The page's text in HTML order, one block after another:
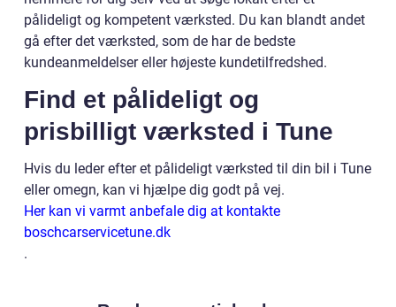
pålideligt og kompetent værksted. Du kan blandt andet
gå efter det værksted, som de har de bedste
kundeanmeldelser eller højeste kundetilfredshed.
Find et pålideligt og
prisbilligt værksted i Tune
Hvis du leder efter et pålideligt værksted til din bil i Tune
eller omegn, kan vi hjælpe dig godt på vej.
Her kan vi varmt anbefale dig at kontakte
boschcarservicetune.dk
.